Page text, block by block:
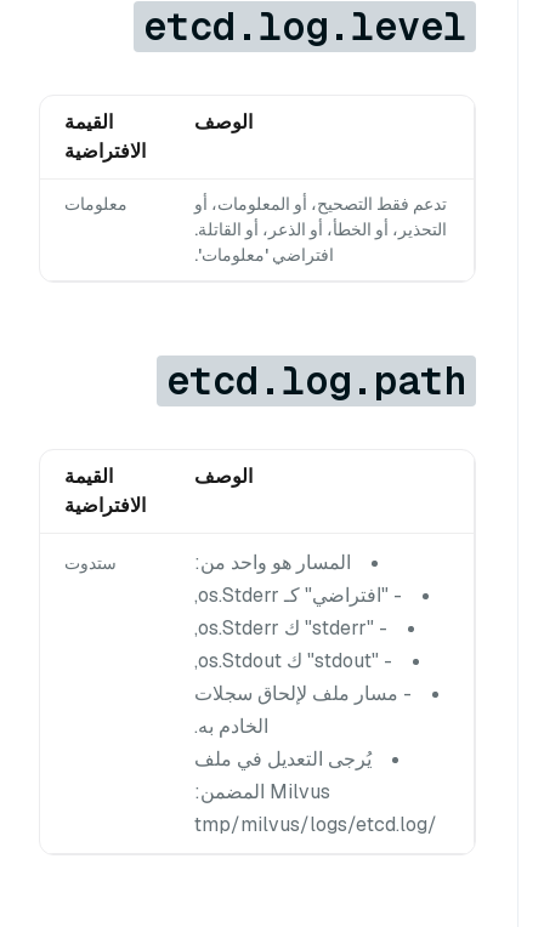
etcd.log.level
الوصف
القيمة
الافتراضية
تدعم فقط التصحيح، أو المعلومات، أو
التحذير، أو الخطأ، أو الذعر، أو القاتلة.
افتراضي 'معلومات'.
معلومات
etcd.log.path
الوصف
القيمة
الافتراضية
المسار هو واحد من:
- "افتراضي" كـ os.Stderr,
- "stderr" ك os.Stderr,
- "stdout" ك os.Stdout,
- مسار ملف لإلحاق سجلات
الخادم به.
يُرجى التعديل في ملف
Milvus المضمن:
/tmp/milvus/logs/etcd.log
ستدوت